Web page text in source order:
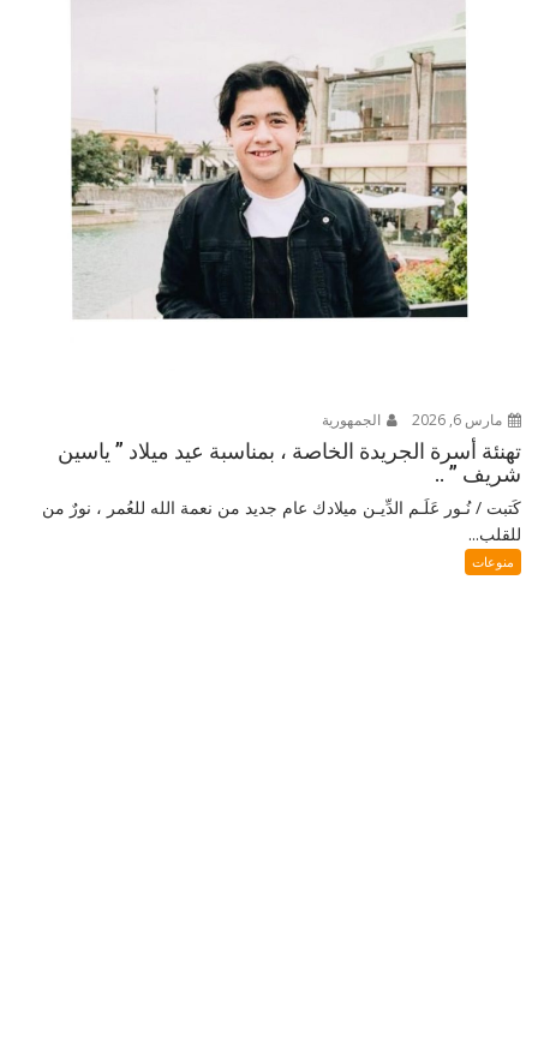
مارس 6, 2026 الجمهورية
تهنئة أسرة الجريدة الخاصة ، بمناسبة عيد ميلاد ” ياسين
شريف ” ..
كَتبت / نُـور عَلَـم الدِّيـن ميلادك عام جديد من نعمة الله للعُمر ، نورٌ من
للقلب...
منوعات